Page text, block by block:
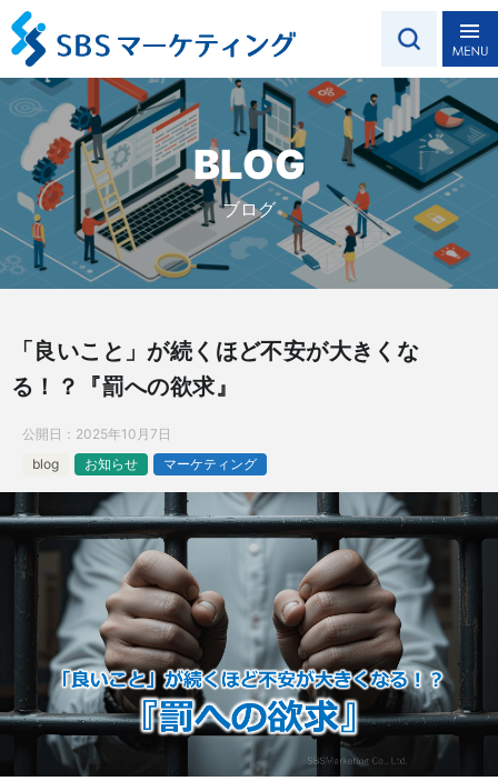
BLOG
ブログ
「良いこと」が続くほど不安が大きくな
る！？『罰への欲求』
公開日： 2025年10月7日
blog
お知らせ マーケティング